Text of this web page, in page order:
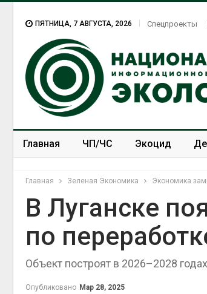
ПЯТНИЦА, 7 АВГУСТА, 2026 Спецпроекты
Главная ЧП/ЧС Экоцид
Главная Зеленая Экономика Экономика
В Луганске
по
Объект построят в 2026–2028 годах
Опубликовано Мар 28, 2025